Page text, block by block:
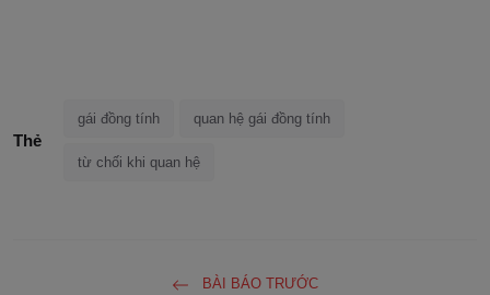
Thẻ
gái đồng tính quan hệ gái đồng tính
từ chối khi quan hệ
BÀI BÁO TRƯỚC